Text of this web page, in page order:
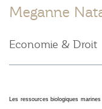
Meganne
Economie & Droit
Les ressources biologiques